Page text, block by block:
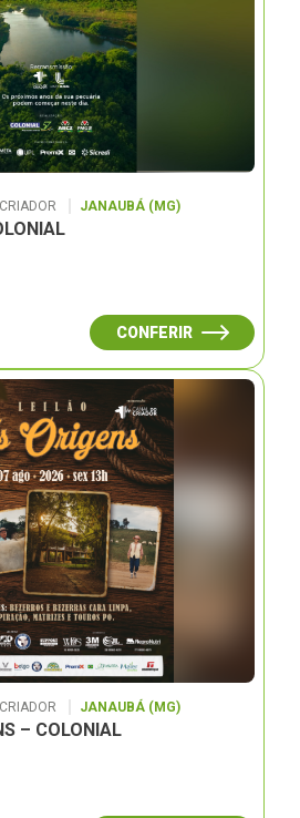
JANAUBÁ (MG)
CONFERIR
JANAUBÁ (MG)
– COLONIAL